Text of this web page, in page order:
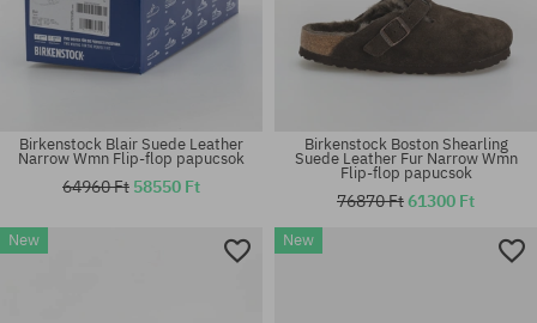
Elérhető méretek:
Elérhető méretek:
Birkenstock Blair Suede Leather
Narrow Wmn Flip-flop papucsok
64960 Ft 58550 Ft
Birkenstock Boston Shearling
Suede Leather Fur Narrow Wmn
Flip-flop papucsok
76870 Ft61300 Ft
New New